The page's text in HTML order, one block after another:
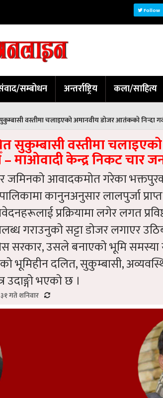
Follow
सम्बोधन अन्तर्राष्ट्रिय कला/साहित्य
वस्तीमा चलाइएको अमानवीय डोजर आतंकको निन्दा
सुकुम्बासी वस्तीमा
माओवादी केन्द्र निकट चार
जमिनको आवादकमोत गरेका
कानुनअनुसार लालपुर्जा
प्रक्रियामा लगेर लगत
गराउनुको सट्टा डोजर लगाएर
सरकार, उसले बनाएको भूमि
भूमिहीन दलित, सुकुम्बासी,
उदाङ्गो भएको छ ।
गते शनिवार